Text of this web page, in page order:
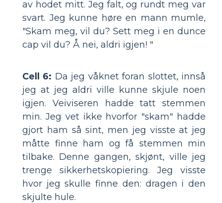
av hodet mitt. Jeg falt, og rundt meg var
svart. Jeg kunne høre en mann mumle,
"Skam meg, vil du? Sett meg i en dunce
cap vil du? Å nei, aldri igjen! "
Cell 6: Da jeg våknet foran slottet, innså
jeg at jeg aldri ville kunne skjule noen
igjen. Veiviseren hadde tatt stemmen
min. Jeg vet ikke hvorfor "skam" hadde
gjort ham så sint, men jeg visste at jeg
måtte finne ham og få stemmen min
tilbake. Denne gangen, skjønt, ville jeg
trenge sikkerhetskopiering. Jeg visste
hvor jeg skulle finne den: dragen i den
skjulte hule.